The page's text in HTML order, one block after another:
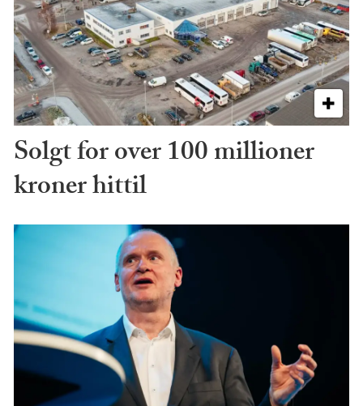
Solgt for over 100 millioner
kroner hittil